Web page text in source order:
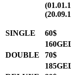
SINGLE 60$
DOUBLE
70$